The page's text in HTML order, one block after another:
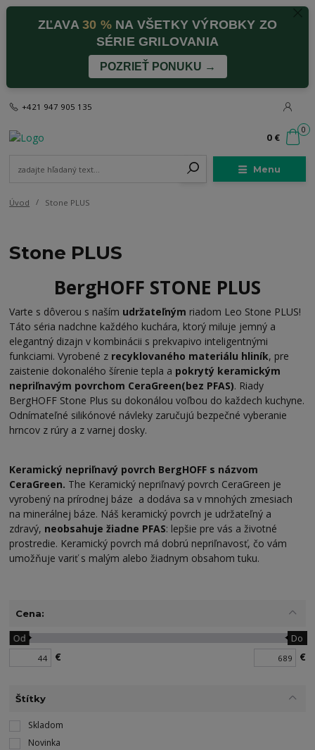
ZĽAVA30 %NA VŠETKY VÝROBKY ZO
SÉRIE GRILOVANIA
POZRIEŤ PONUKU →
Menu
+421 947 905 135
0
0 €
Úvod Stone PLUS
Stone PLUS
BergHOFF STONE PLUS
Varte s dôverou s naším udržateľným riadom Leo Stone PLUS!
Táto séria nadchne každého kuchára, ktorý miluje jemný a
elegantný dizajn v kombinácii s prekvapivo inteligentnými
funkciami. Vyrobené z recyklovaného materiálu hliník, pre
zaistenie dokonalého šírenie tepla a pokrytý keramickým
nepriľnavým povrchom CeraGreen(bez PFAS). Riady
BergHOFF Stone Plus su dokonálou voľbou do každech kuchyne.
Odnímateľné silikónové návleky zaručujú bezpečné vyberanie
hrncov z rúry a z varnej dosky.
Keramický nepriľnavý povrch BergHOFF s názvom
CeraGreen. The Keramický nepriľnavý povrch CeraGreen je
vyrobený na prírodnej báze a dodáva sa v mnohých zmesiach
na minerálnej báze. Náš keramický povrch je udržateľný a
zdravý, neobsahuje žiadne PFAS: lepšie pre vás a životné
prostredie. Keramický povrch má dobrú nepriľnavosť, čo vám
umožňuje variť s malým alebo žiadnym obsahom tuku.
Cena:
€
Od Do
€
Štítky
Skladom
Novinka